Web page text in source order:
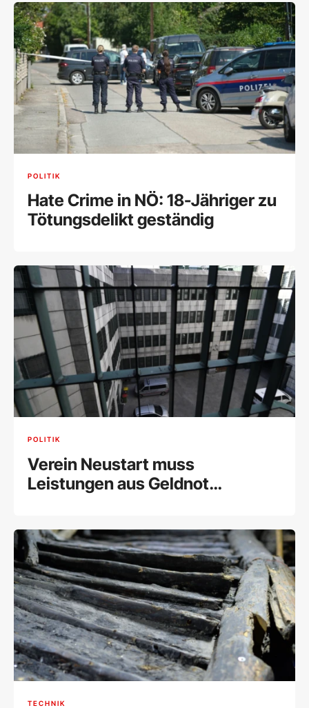
POLITIK
Hate Crime in NÖ: 18-Jähriger zu
Tötungsdelikt geständig
POLITIK
Verein Neustart muss
Leistungen aus Geldnot
TECHNIK